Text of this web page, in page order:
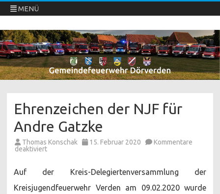
MENÜ
Freiwillige Feuerwehren Dörverden
Direkt
zum
Inhalt
springen
Ehrenzeichen der NJF für
Andre Gatzke
Thomas Konschak 15. Februar 2020
Kommentare
deaktiviertfür
NJF
für
Andre
Gatzke
Auf der Kreis-Delegiertenversammlung der
Kreisjugendfeuerwehr Verden am 09.02.2020 wurde